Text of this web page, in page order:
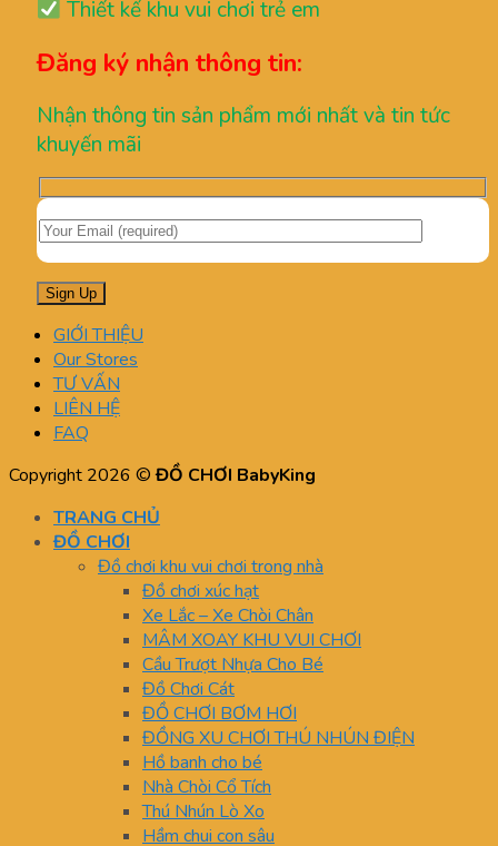
Thiết kế khu vui chơi trẻ em
Đăng ký nhận thông tin:
Nhận thông tin sản phẩm mới nhất và tin tức
khuyến mãi
GIỚI THIỆU
Our Stores
TƯ VẤN
LIÊN HỆ
FAQ
Copyright 2026 ©ĐỒ CHƠI BabyKing
TRANG CHỦ
ĐỒ CHƠI
Đồ chơi khu vui chơi trong nhà
Đồ chơi xúc hạt
Xe Lắc – Xe Chòi Chân
MÂM XOAY KHU VUI CHƠI
Cầu Trượt Nhựa Cho Bé
Đồ Chơi Cát
ĐỒ CHƠI BƠM HƠI
ĐỒNG XU CHƠI THÚ NHÚN ĐIỆN
Hồ banh cho bé
Nhà Chòi Cổ Tích
Thú Nhún Lò Xo
Hầm chui con sâu